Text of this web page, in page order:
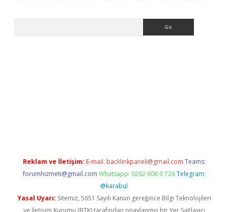
Reklam ve İletişim: E-mail: backlinkpaneli@gmail.com Teams:
forumhizmeti@gmail.com Whatsapp: 0262 606 0 726 Telegram:
@karabul
Yasal Uyarı: Sitemiz, 5651 Sayılı Kanun gereğince Bilgi Teknolojileri
ve İletişim Kurumu (BTK) tarafından onaylanmış bir Yer Sağlayıcı